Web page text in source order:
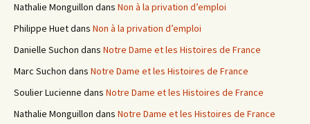
Nathalie Monguillon dans Non à la privation d’emploi
Philippe Huetdans Non à la privation d’emploi
Danielle Suchon dans Notre Dame et les Histoires de France
Marc Suchon dans Notre Dame et les Histoires de France
Soulier Lucienne dans Notre Dame et les Histoires de France
Nathalie Monguillon dans Notre Dame et les Histoires de France